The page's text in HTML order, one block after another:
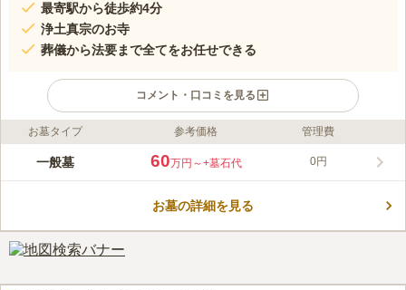
最寄駅から徒歩約4分
浄土真宗のお寺
葬儀から法要まで全てをお任せできる
コメント・口コミを見る
ライフドット編集部のコメント
境内墓地なので、管理が行き届いています。 お墓の管理だけで
できます。 納骨堂は、「浄土真宗 真宗大谷派」への理解があれ
なニーズに対応しているのも嬉しいポイントです。
口コミ評価
お墓タイプ 参考価格 管理費
一般墓 60万円～+墓石代 0円
お墓の詳細を見る